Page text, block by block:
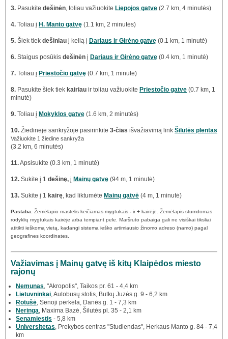
3. Pasukite dešinėn, toliau važiuokite Liepojos gatve (2.7 km, 4 minutės)
4. Toliau į H. Manto gatvę (1.1 km, 2 minutės)
5. Šiek tiek dešiniau į kelią į Dariaus ir Girėno gatvę (0.1 km, 1 minutė)
6. Staigus posūkis dešinėn į Dariaus ir Girėno gatvę (0.4 km, 1 minutė)
7. Toliau į Priestočio gatvę (0.7 km, 1 minutė)
8. Pasukite šiek tiek kairiau ir toliau važiuokite Priestočio gatve (0.7 km, 1
minutė)
9. Toliau į Mokyklos gatvę (1.6 km, 2 minutės)
10. Žiedinėje sankryžoje pasirinkite 3-čias išvažiavimą link Šilutės plentas
Važiuokite 1 žiedine sankryža
(3.2 km, 6 minutės)
11.Apsisukite (0.3 km, 1 minutė)
12. Sukite į 1 dešinę, į Mainų gatvę (94 m, 1 minutė)
13. Sukite į 1 kairę, kad liktumėte Mainų gatvė (4 m, 1 minutė)
Pastaba. Žemėlapio mastelis keičiamas mygtukais - ir+ kairėje. Žemėlapis stumdomas
rodyklių mygtukais kairėje arba tempiant pele. Maršruto pabaiga gali ne visiškai tiksliai
atitikti ieškomą vietą, kadangi sistema ieško artimiausio žinomo adreso (namo) pagal
geografines koordinates.
Važiavimas į Mainų gatvę iš kitų Klaipėdos miesto
rajonų
Nemunas , "Akropolis", Taikos pr. 61 - 4,4 km
Lietuvninkai , Autobusų stotis, Butkų Juzės g. 9 - 6,2 km
Rotušė , Senoji perkėla, Danės g. 1 - 7,3 km
Neringa , Maxima Bazė, Šilutės pl. 35 - 2,1 km
Senamiestis - 5,8 km
Universitetas , Prekybos centras "Studlendas", Herkaus Manto g. 84 - 7,4
km